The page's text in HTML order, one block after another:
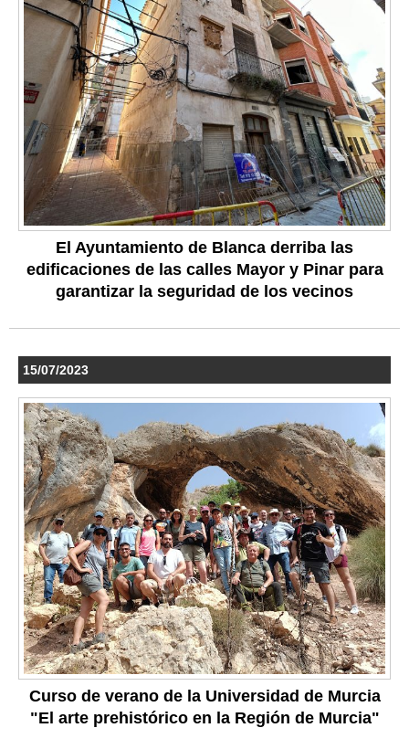
El Ayuntamiento de Blanca derriba las
edificaciones de las calles Mayor y Pinar para
garantizar la seguridad de los vecinos
15/07/2023
Curso de verano de la Universidad de Murcia
"El arte prehistórico en la Región de Murcia"